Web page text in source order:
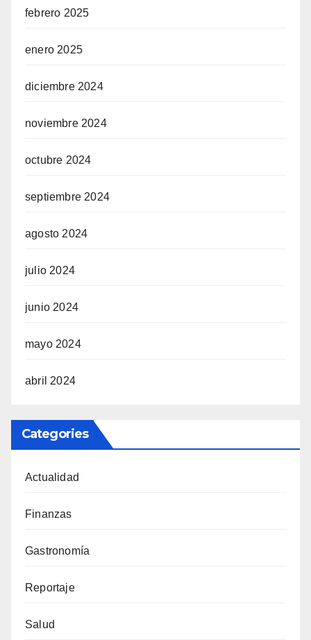
febrero 2025
enero 2025
diciembre 2024
noviembre 2024
octubre 2024
septiembre 2024
agosto 2024
julio 2024
junio 2024
mayo 2024
abril 2024
Categories
Actualidad
Finanzas
Gastronomía
Reportaje
Salud